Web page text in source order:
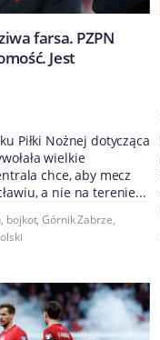
farsa. PZPN
Jest
Piłki Nożnej dotycząca
wielkie
chce, aby mecz
a nie na terenie...
, bojkot,Górnik Zabrze,